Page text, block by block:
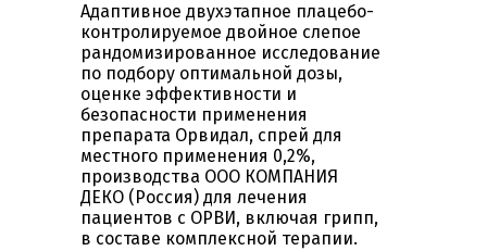
Адаптивное двухэтапное плацебо-
контролируемое двойное слепое
рандомизированное исследование
по подбору оптимальной дозы,
оценке эффективности и
безопасности применения
препарата Орвидал, спрей для
местного применения 0,2%,
производства ООО КОМПАНИЯ
ДЕКО (Россия) для лечения
пациентов с ОРВИ, включая грипп,
в составе комплексной терапии.